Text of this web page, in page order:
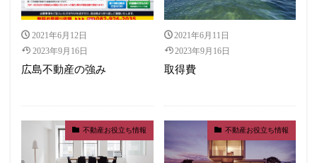
2021年6月12日
2023年9月16日
広島不動産の強み
2021年6月11日
2023年9月16日
取得費
不動産お役立ち情報 不動産お役立ち情報